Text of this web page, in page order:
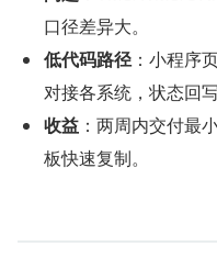
口径差异大。
低代码路径：小程序
对接各系统，状态回
收益 ：两周内交付最
板快速复制。